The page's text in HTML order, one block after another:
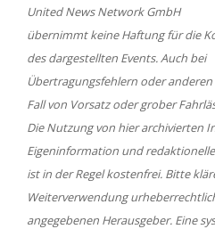
United News Network GmbH
übernimmt keine Haftung für die
des dargestellten Events. Auch bei
Übertragungsfehlern oder
Fall von Vorsatz oder grober
Die Nutzung von hier archivierten
Eigeninformation und
ist in der Regel kostenfrei. Bitte
Weiterverwendung
angegebenen Herausgeber. Eine